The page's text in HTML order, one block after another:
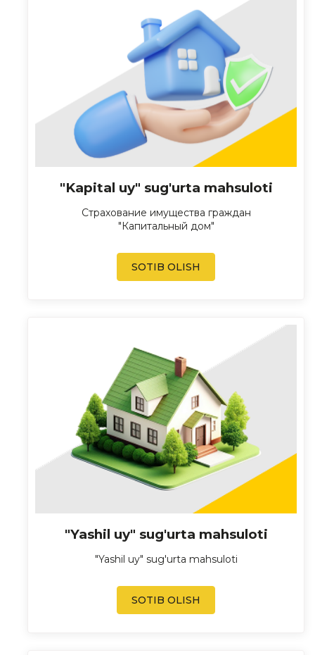
"Kapital uy" sug'urta mahsuloti
Страхование имущества граждан
"Капитальный дом"
SOTIB OLISH
"Yashil uy" sug'urta mahsuloti
"Yashil uy" sug'urta mahsuloti
SOTIB OLISH